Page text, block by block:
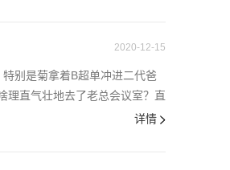
2020-12-15
别是菊拿着B超单冲进二代爸
理直气壮地去了老总会议室？直
详情